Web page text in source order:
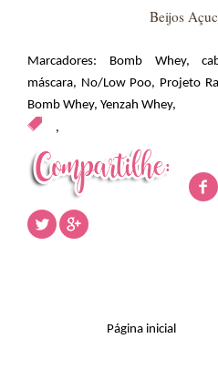
Beijos
Marcadores: Bomb Whey,
máscara, No/Low Poo, Projeto
Bomb Whey, Yenzah Whey,
,
Página inicial